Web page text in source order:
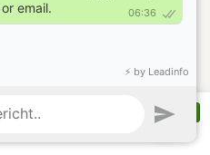
te verbeteren. Is dat akkoord?